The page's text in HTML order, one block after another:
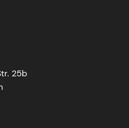
25b